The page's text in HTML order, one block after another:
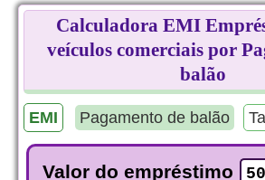
Calculadora EMI
veículos comerciais por
balão
EMI Pagamento de balão
Valor do empréstimo